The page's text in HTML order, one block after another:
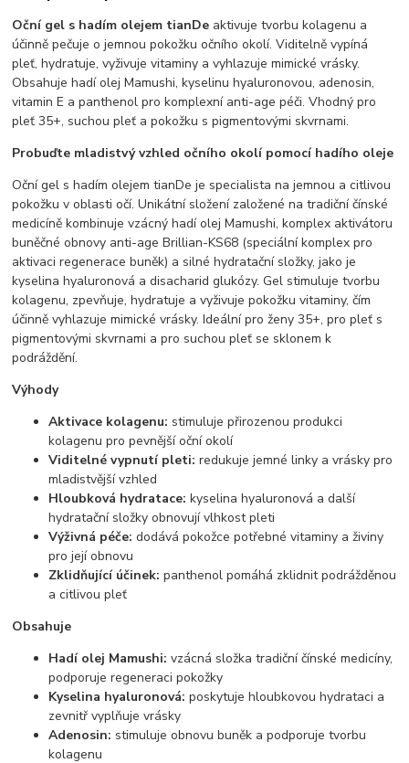
Oční gel s hadím olejem tianDe aktivuje tvorbu kolagenu a
účinně pečuje o jemnou pokožku očního okolí. Viditelně vypíná
pleť, hydratuje, vyživuje vitaminy a vyhlazuje mimické vrásky.
Obsahuje hadí olej Mamushi, kyselinu hyaluronovou, adenosin,
vitamin E a panthenol pro komplexní anti-age péči. Vhodný pro
pleť 35+, suchou pleť a pokožku s pigmentovými skvrnami.
Probuďte mladistvý vzhled očního okolí pomocí hadího oleje
Oční gel s hadím olejem tianDe je specialista na jemnou a citlivou
pokožku v oblasti očí. Unikátní složení založené na tradiční čínské
medicíně kombinuje vzácný hadí olej Mamushi, komplex aktivátoru
buněčné obnovy anti-age Brillian-KS68 (speciální komplex pro
aktivaci regenerace buněk) a silné hydratační složky, jako je
kyselina hyaluronová a disacharid glukózy. Gel stimuluje tvorbu
kolagenu, zpevňuje, hydratuje a vyživuje pokožku vitaminy, čím
účinně vyhlazuje mimické vrásky. Ideální pro ženy 35+, pro pleť s
pigmentovými skvrnami a pro suchou pleť se sklonem k
podráždění.
Výhody
Aktivace kolagenu: stimuluje přirozenou produkci
kolagenu pro pevnější oční okolí
Viditelné vypnutí pleti: redukuje jemné linky a vrásky pro
mladistvější vzhled
Hloubková hydratace: kyselina hyaluronová a další
hydratační složky obnovují vlhkost pleti
Výživná péče: dodává pokožce potřebné vitaminy a živiny
pro její obnovu
Zklidňující účinek: panthenol pomáhá zklidnit podrážděnou
a citlivou pleť
Obsahuje
Hadí olej Mamushi: vzácná složka tradiční čínské medicíny,
podporuje regeneraci pokožky
Kyselina hyaluronová: poskytuje hloubkovou hydrataci a
zevnitř vyplňuje vrásky
Adenosin: stimuluje obnovu buněk a podporuje tvorbu
kolagenu